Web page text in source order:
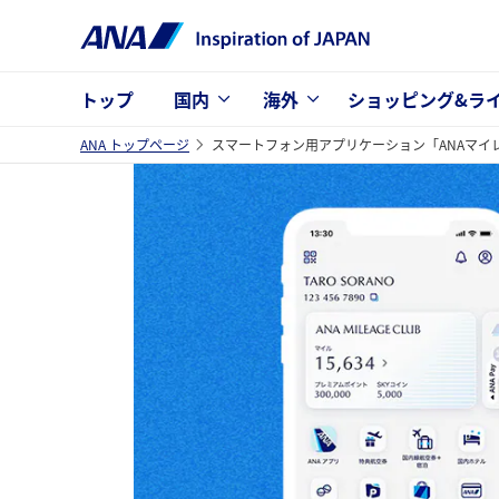
トップ 国内 海外 ショッピング&ラ
ANA トップページ スマートフォン用アプリケーション「ANAマイ